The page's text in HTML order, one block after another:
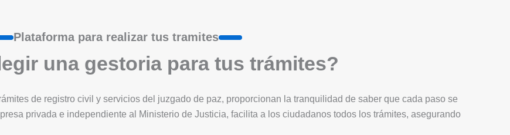
Plataforma para realizar tus tramites
una gestoria para tus trámites?
de registro civil y servicios del juzgado de paz, proporcionan la tranquilidad de saber que cada paso se
privada e independiente al Ministerio de Justicia, facilita a los ciudadanos todos los trámites, asegurando